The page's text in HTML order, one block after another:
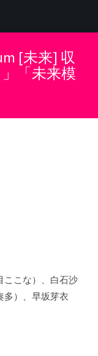
[未来] 収
「未来模
ここな）、白石沙
多）、早坂芽衣